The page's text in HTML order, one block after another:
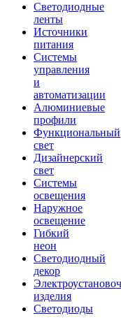
Светодиодные
ленты
Источники
питания
Системы
управления
и
автоматизации
Алюминиевые
профили
Функциональный
свет
Дизайнерский
свет
Системы
освещения
Наружное
освещение
Гибкий
неон
Светодиодный
декор
изделия
Светодиоды